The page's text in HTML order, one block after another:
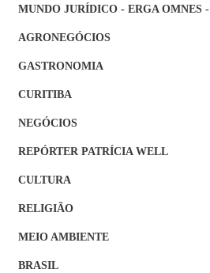
MUNDO JURÍDICO - ERGA OMNES -
AGRONEGÓCIOS
GASTRONOMIA
CURITIBA
NEGÓCIOS
REPÓRTER PATRÍCIA WELL
CULTURA
RELIGIÃO
MEIO AMBIENTE
BRASIL